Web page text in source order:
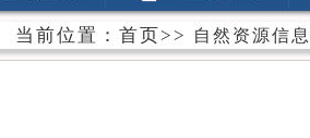
当前位置： 首页>> 自然资源信息